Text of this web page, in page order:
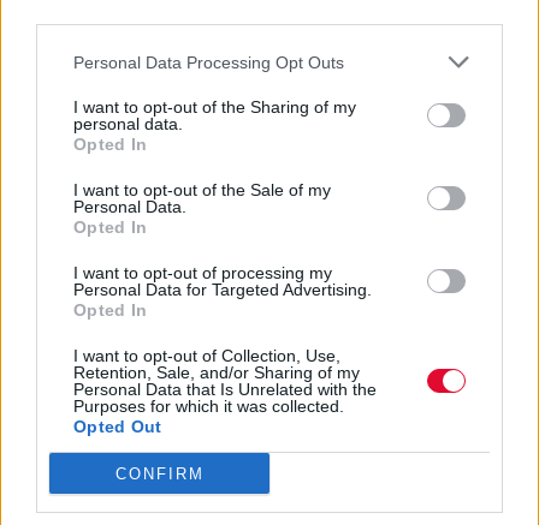
Personal Data Processing Opt Outs
I want to opt-out of the Sharing of my
personal data.
Opted In
I want to opt-out of the Sale of my
Personal Data.
Opted In
I want to opt-out of processing my
Personal Data for Targeted Advertising.
Opted In
I want to opt-out of Collection, Use,
Retention, Sale, and/or Sharing of my
Personal Data that Is Unrelated with the
Purposes for which it was collected.
Opted Out
CONFIRM